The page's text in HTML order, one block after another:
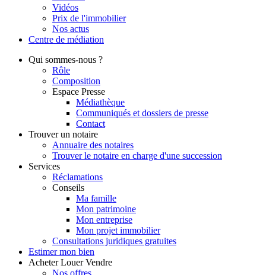
Vidéos
Prix de l'immobilier
Nos actus
Centre de médiation
Qui sommes-nous ?
Rôle
Composition
Espace Presse
Médiathèque
Communiqués et dossiers de presse
Contact
Trouver un notaire
Annuaire des notaires
Trouver le notaire en charge d'une succession
Services
Réclamations
Conseils
Ma famille
Mon patrimoine
Mon entreprise
Mon projet immobilier
Consultations juridiques gratuites
Estimer mon bien
Acheter Louer Vendre
Nos offres